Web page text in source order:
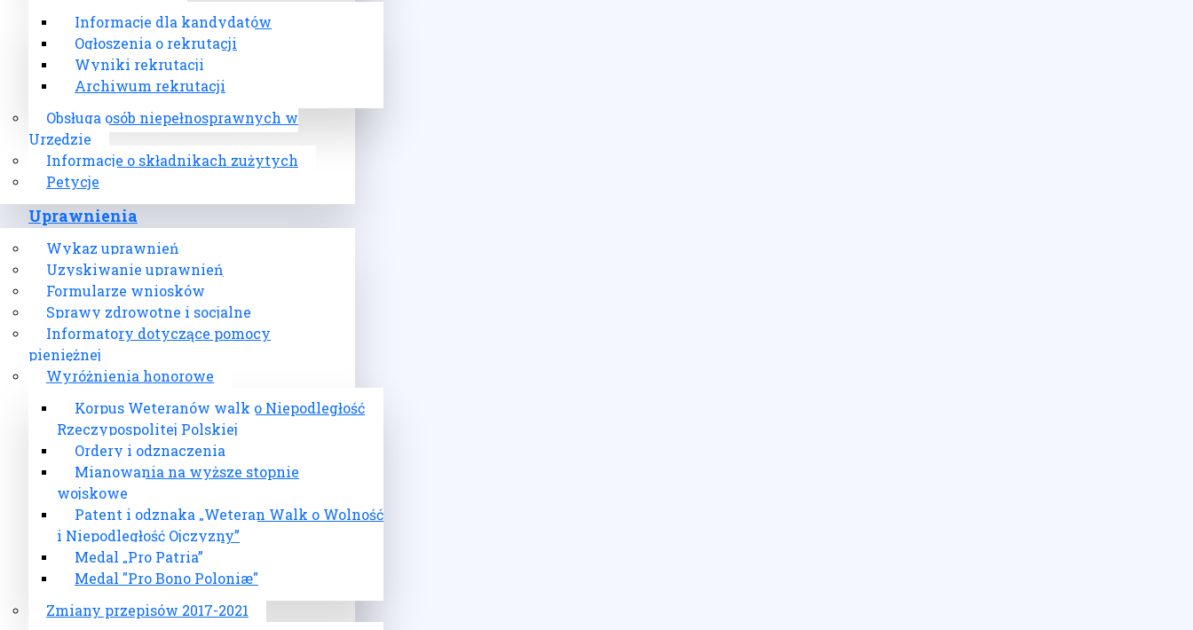
Informacje dla kandydatów
Ogłoszenia o rekrutacji
Wyniki rekrutacji
Archiwum rekrutacji
Obsługa osób niepełnosprawnych w
Urzędzie
Informacje o składnikach zużytych
Petycje
Uprawnienia
Wykaz uprawnień
Uzyskiwanie uprawnień
Formularze wniosków
Sprawy zdrowotne i socjalne
Informatory dotyczące pomocy
pieniężnej
Wyróżnienia honorowe
Korpus Weteranów walk o Niepodległość
Rzeczypospolitej Polskiej
Ordery i odznaczenia
Mianowania na wyższe stopnie
wojskowe
Patent i odznaka „Weteran Walk o Wolność
i Niepodległość Ojczyzny”
Medal „Pro Patria”
Medal "Pro Bono Poloniæ"
Zmiany przepisów 2017-2021